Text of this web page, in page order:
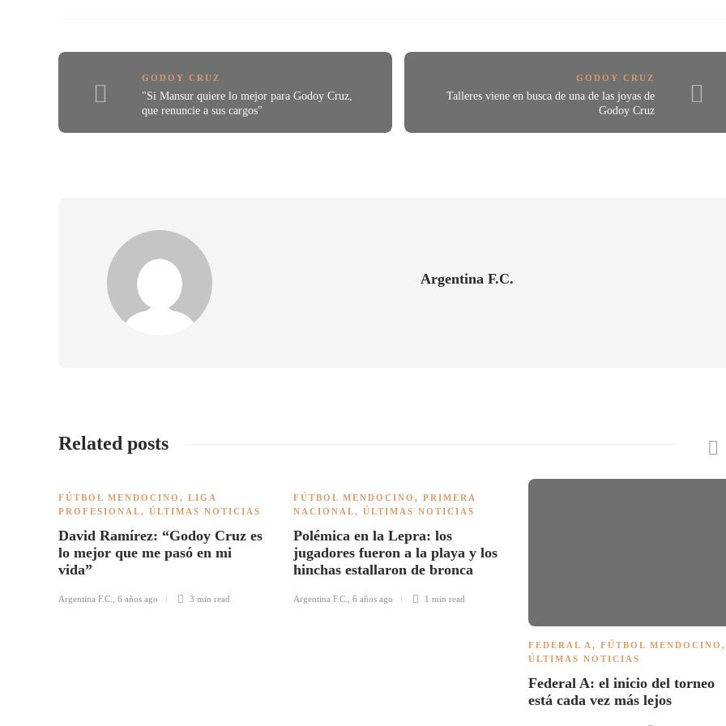
GODOY CRUZ
"Si Mansur quiere lo mejor para Godoy Cruz,
que renuncie a sus cargos"
GODOY CRUZ
Talleres viene en busca de una de las joyas de
Godoy Cruz
Argentina F.C.
Related posts
FÚTBOL MENDOCINO , LIGA
PROFESIONAL, ÚLTIMAS NOTICIAS
David Ramírez: “Godoy Cruz es
lo mejor que me pasó en mi
vida”
Argentina F.C. 6 años ago 3 min read
FÚTBOL MENDOCINO , PRIMERA
NACIONAL, ÚLTIMAS NOTICIAS
Polémica en la Lepra: los
jugadores fueron a la playa y los
hinchas estallaron de bronca
Argentina F.C. 6 años ago 1 min read
FEDERAL A , FÚTBOL MENDOCINO ,
ÚLTIMAS NOTICIAS
Federal A: el inicio del torneo
está cada vez más lejos